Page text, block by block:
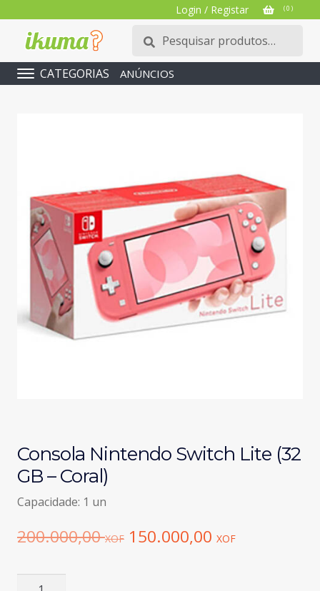
Login / Registar ( 0 )
Pesquisar
por:
Pesquisa
CATEGORIAS ANÚNCIOS
Consola Nintendo Switch Lite (32
GB – Coral)
Capacidade: 1 un
200.000,00XOF O
150.000,00 XOFO
Quantidade